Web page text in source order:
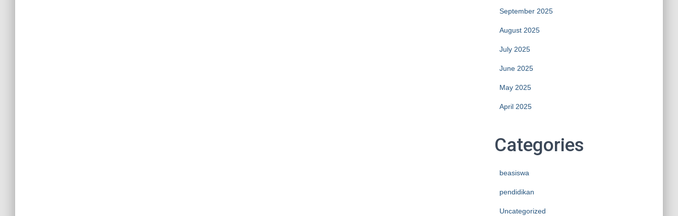
September 2025
August 2025
July 2025
June 2025
May 2025
April 2025
Categories
beasiswa
pendidikan
Uncategorized